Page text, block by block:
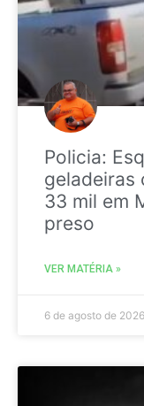
Policia:
geladeiras
33 mil em
preso
VER MATÉRIA »
6 de agosto de 2026